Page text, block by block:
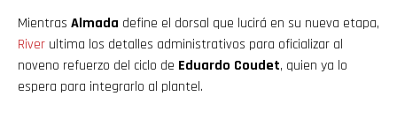
Mientras Almada define el dorsal que lucirá en su nueva etapa,
River ultima los detalles administrativos para oficializar al
noveno refuerzo del ciclo de Eduardo Coudet, quien ya lo
espera para integrarlo al plantel.